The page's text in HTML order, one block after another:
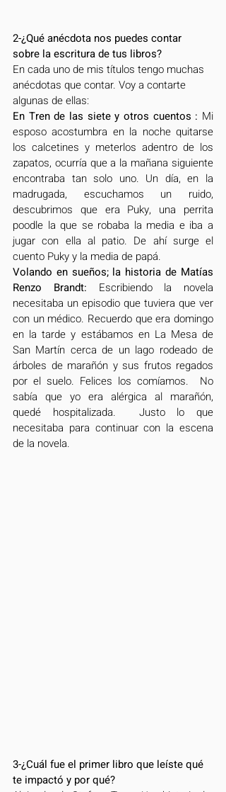
2-¿Qué anécdota nos puedes contar
sobre la escritura de tus libros?
En cada uno de mis títulos tengo muchas
anécdotas que contar. Voy a contarte
algunas de ellas:
En Tren de las siete y otros cuentos : Mi
esposo acostumbra en la noche quitarse
los calcetines y meterlos adentro de los
zapatos, ocurría que a la mañana siguiente
encontraba tan solo uno. Un día, en la
madrugada, escuchamos un ruido,
descubrimos que era Puky, una perrita
poodle la que se robaba la media e iba a
jugar con ella al patio. De ahí surge el
cuento Puky y la media de papá.
Volando en sueños; la historia de Matías
Renzo Brandt: Escribiendo la novela
necesitaba un episodio que tuviera que ver
con un médico. Recuerdo que era domingo
en la tarde y estábamos en La Mesa de
San Martín cerca de un lago rodeado de
árboles de marañón y sus frutos regados
por el suelo. Felices los comíamos.  No
sabía que yo era alérgica al marañón,
quedé hospitalizada.  Justo lo que
necesitaba para continuar con la escena
de la novela.
3-¿Cuál fue el primer libro que leíste qué
te impactó y por qué?